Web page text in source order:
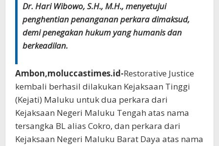
Dr. Hari Wibowo, S.H., M.H., menyetujui
penghentian penanganan perkara dimaksud,
demi penegakan hukum yang humanis dan
berkeadilan.
Ambon,moluccastimes.id-Restorative Justice
kembali berhasil dilakukan Kejaksaan Tinggi
(Kejati) Maluku untuk dua perkara dari
Kejaksaan Negeri Maluku Tengah atas nama
tersangka BL alias Cokro, dan perkara dari
Kejaksaan Negeri Maluku Barat Daya atas nama